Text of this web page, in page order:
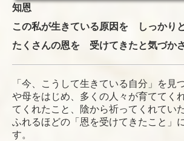
知恩
この私が生きている原因を しっかり
たくさんの恩を 受けてきたと気づか
「今、こうして生きている自分」を見
や母をはじめ、多くの人々が育ててく
てくれたこと、陰から祈ってくれてい
ふれるほどの「恩を受けてきたこと」
す。